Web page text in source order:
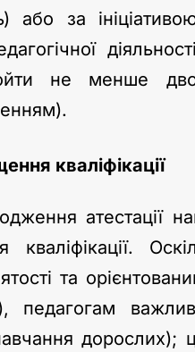
або за
не менше
кваліфікації
атестації
кваліфікації.
та
педагогам
дорослих);